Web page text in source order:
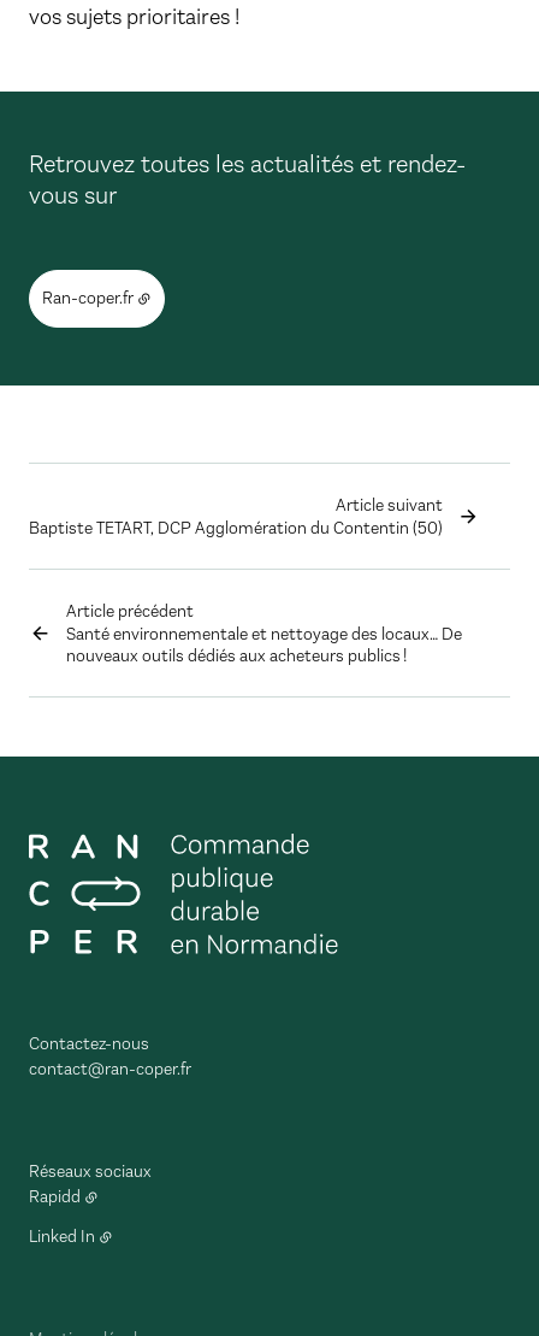
vos sujets prioritaires !
Retrouvez toutes les actualités et rendez-
vous sur
Ran-coper.fr
Article précédent
Santé environnementale et nettoyage des locaux… De
nouveaux outils dédiés aux acheteurs publics !
Article suivant
Baptiste TETART, DCP Agglomération du Contentin (50)
Contactez-nous
contact@ran-coper.fr
Réseaux sociaux
Rapidd
Linked In